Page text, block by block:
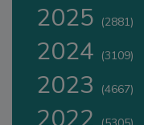
2025 (2881)
2024 (3109)
2023 (4667)